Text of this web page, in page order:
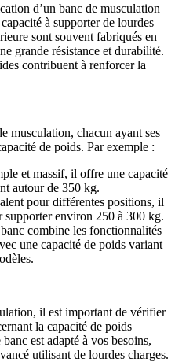
d’un banc de musculation
à supporter de lourdes
sont souvent fabriqués en
grande résistance et durabilité.
contribuent à renforcer la
musculation, chacun ayant ses
de poids. Par exemple :
et massif, il offre une capacité
autour de 350 kg.
pour différentes positions, il
supporter environ 250 à 300 kg.
combine les fonctionnalités
une capacité de poids variant
il est important de vérifier
la capacité de poids
est adapté à vos besoins,
utilisant de lourdes charges.